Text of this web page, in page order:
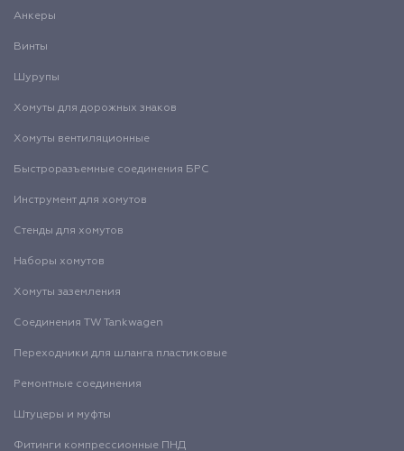
Анкеры
Винты
Шурупы
Хомуты для дорожных знаков
Хомуты вентиляционные
Быстроразъемные соединения БРС
Инструмент для хомутов
Стенды для хомутов
Наборы хомутов
Хомуты заземления
Соединения TW Tankwagen
Переходники для шланга пластиковые
Ремонтные соединения
Штуцеры и муфты
Фитинги компрессионные ПНД